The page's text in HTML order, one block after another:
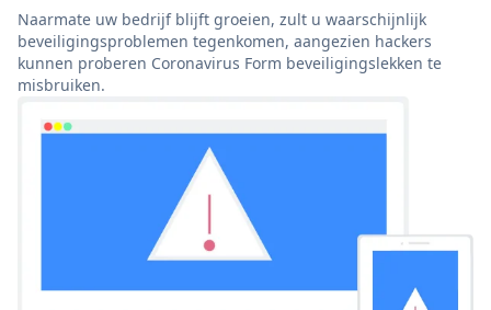
Naarmate uw bedrijf blijft groeien, zult u waarschijnlijk
beveiligingsproblemen tegenkomen, aangezien hackers
kunnen proberen Coronavirus Form beveiligingslekken te
misbruiken.